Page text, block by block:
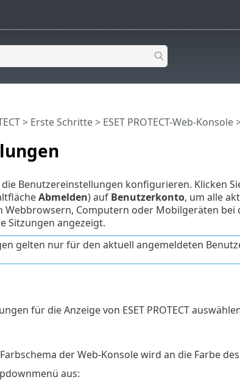
> Erste Schritte> ESET PROTECT-Web-Konsole
Benutzereinstellungen konfigurieren. Klicken
Abmelden) auf Benutzerkonto, um alle
Computern oder Mobilgeräten bei
Sitzungen angezeigt.
gelten nur für den aktuell angemeldeten
für die Anzeige von ESET PROTECT
der Web-Konsole wird an die Farbe
aus: